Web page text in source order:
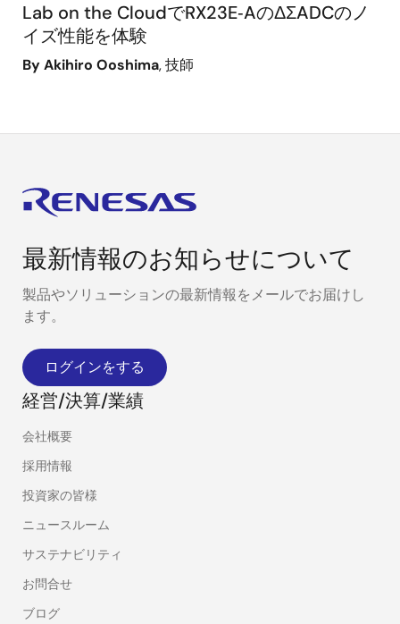
Lab on the CloudでRX23E‑AのΔΣADCのノ
イズ性能を体験
By Akihiro Ooshima, 技師
最新情報のお知らせについて
製品やソリューションの最新情報をメールでお届けし
ます。
ログインをする
経営/決算/業績
会社概要
採用情報
投資家の皆様
ニュースルーム
サステナビリティ
お問合せ
ブログ